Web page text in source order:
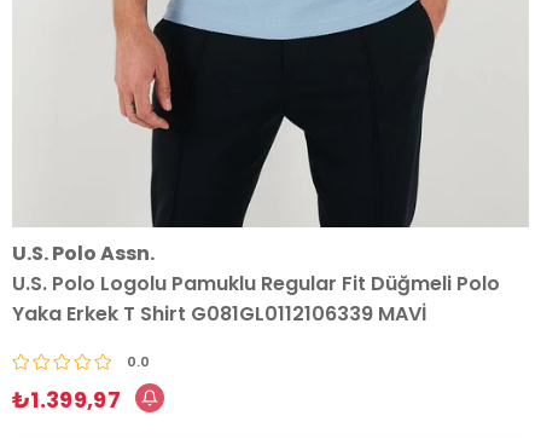
U.S. Polo Assn.
U.S. Polo Logolu Pamuklu Regular Fit Düğmeli Polo
Yaka Erkek T Shirt G081GL0112106339 MAVİ
0.0
₺1.399,97